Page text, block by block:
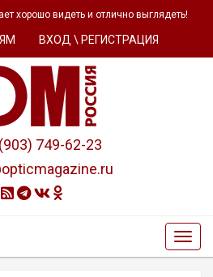
хорошо видеть и отлично выглядеть!
ВХОД \ РЕГИСТРАЦИЯ
749-62-23